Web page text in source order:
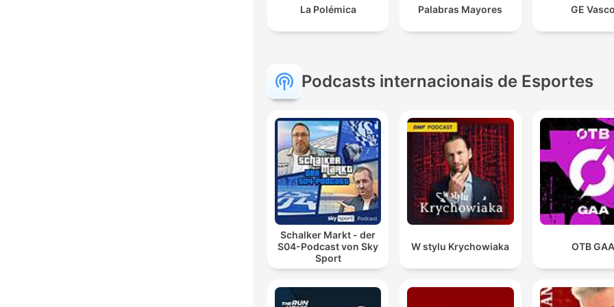
La Polémica Palabras Mayores GE
Podcasts internacionais de Esportes
Schalker Markt - der
S04-Podcast von Sky
Sport
W stylu Krychowiaka OTB GAA